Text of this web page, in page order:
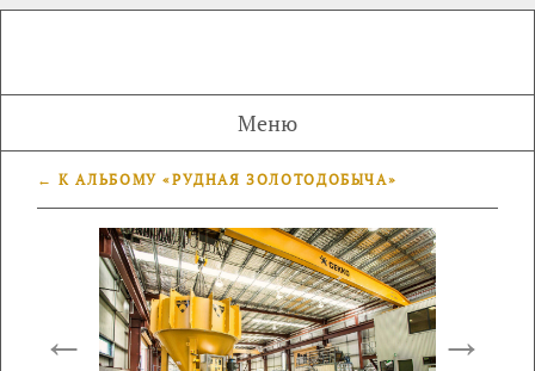
Меню
← К АЛЬБОМУ «РУДНАЯ ЗОЛОТОДОБЫЧА»
← →